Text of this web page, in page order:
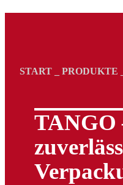
START PRODUKTE
TANGO